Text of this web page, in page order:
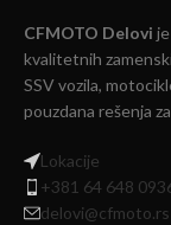
CFMOTO Delovi
kvalitetnih
SSV vozila,
pouzdana rešenja
Lokacije
+381 64 648
delovi@cfmoto.rs